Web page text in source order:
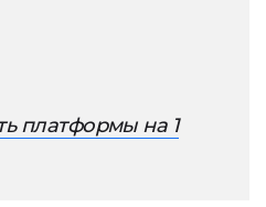
платформы на 1